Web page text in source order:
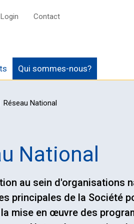
Login Contact
Qui sommes-nous?
Réseau National
National
au sein d'organisations
principales de la Société
mise en œuvre des